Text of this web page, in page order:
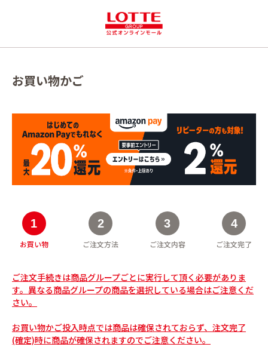
お買い物かご
お買い物 ご注文方法 ご注文内容 ご注文完了
ご注文手続きは商品グループごとに実行して頂く必要がありま
す。異なる商品グループの商品を選択している場合はご注意くだ
さい。
お買い物かご投入時点では商品は確保されておらず、注文完了
(確定)時に商品が確保されますのでご注意ください。